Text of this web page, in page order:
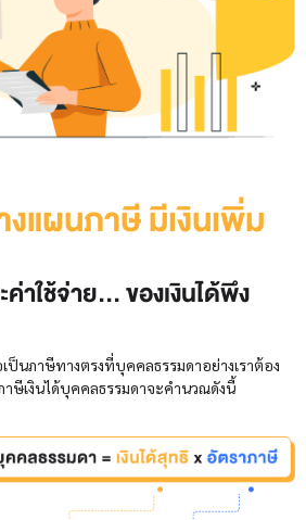
แผนภาษี มีเงินเพิ่ม
ค่าใช้จ่าย... ของเงินได้พึง
ป็นภาษีทางตรงที่บุคคลธรรมดาอย่างเราต้อง
าษีเงินได้บุคคลธรรมดาจะคำนวณดังนี้